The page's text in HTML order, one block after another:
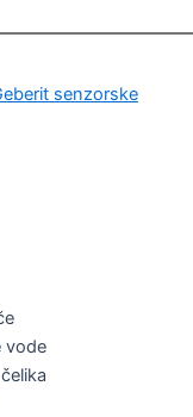
senzorske
vode